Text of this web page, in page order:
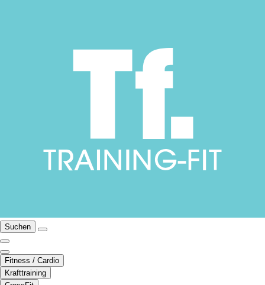
Suchen
Fitness / Cardio
Krafttraining